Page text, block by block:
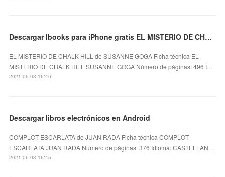
Descargar Ibooks para iPhone gratis EL MISTERIO DE CHALK HILL
EL MISTERIO DE CHALK HILL de SUSANNE GOGA Ficha técnica EL
MISTERIO DE CHALK HILL SUSANNE GOGA Número de páginas: 496 I…
2021.06.03 16:46
Descargar libros electrónicos en Android
COMPLOT ESCARLATA de JUAN RADA Ficha técnica COMPLOT
ESCARLATA JUAN RADA Número de páginas: 376 Idioma: CASTELLAN…
2021.06.03 16:45